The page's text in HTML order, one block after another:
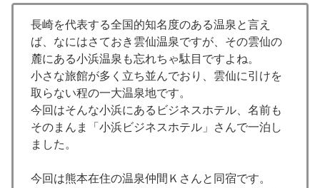
長崎を代表する全国的知名度のある温泉と言え
ば、なにはさておき雲仙温泉ですが、その雲仙の
麓にある小浜温泉も忘れちゃ駄目ですよね。
小さな旅館が多く立ち並んでおり、雲仙に引けを
取らない程の一大温泉地です。
今回はそんな小浜にあるビジネスホテル、名前も
そのまんま「小浜ビジネスホテル」さんで一泊し
ました。
今回は熊本在住の温泉仲間Ｋさんと同宿です。